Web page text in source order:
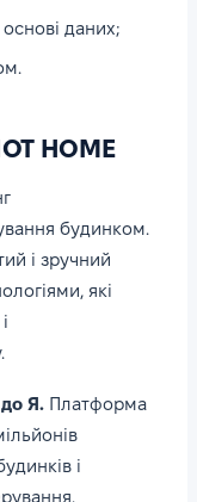
даних;
HOME
будинком.
і зручний
які
Я. Платформа
і